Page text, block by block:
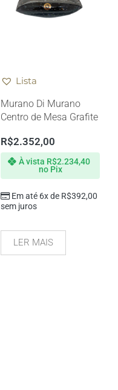
Lista
Murano Di Murano
Centro de Mesa Grafite
R$2.352,00
Em até 6x de R$392,00
sem juros
À vista R$2.234,40
no Pix
LER MAIS